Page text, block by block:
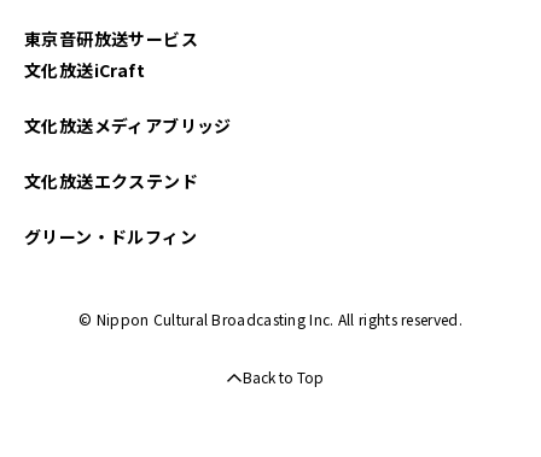
東京音研放送サービス
文化放送iCraft
文化放送メディアブリッジ
文化放送エクステンド
グリーン・ドルフィン
© Nippon Cultural Broadcasting Inc. All rights reserved.
Back to Top